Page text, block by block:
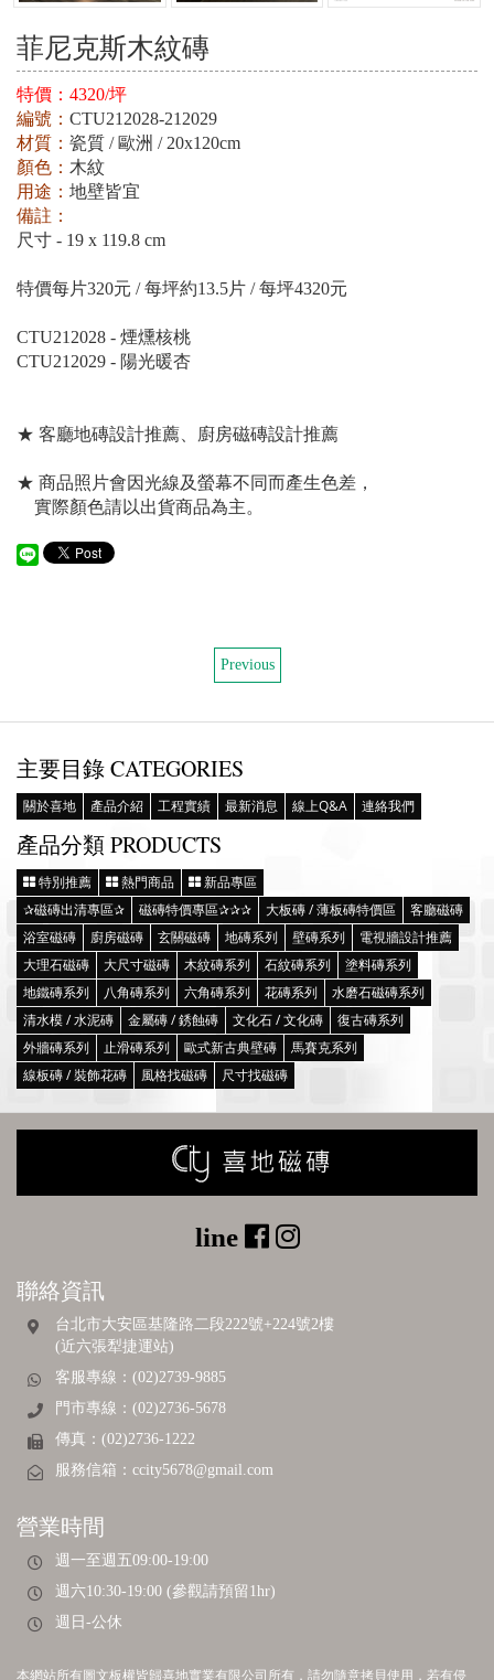
菲尼克斯木紋磚
特價： 4320/坪
編號： CTU212028-212029
材質： 瓷質 / 歐洲 / 20x120cm
顏色： 木紋
用途： 地壁皆宜
備註：
尺寸 - 19 x 119.8 cm
特價每片320元 / 每坪約13.5片 / 每坪4320元
CTU212028 - 煙燻核桃
CTU212029 - 陽光暖杏
★ 客廳地磚設計推薦、廚房磁磚設計推薦
★ 商品照片會因光線及螢幕不同而產生色差，
實際顏色請以出貨商品為主。
Previous
主要目錄 CATEGORIES
關於喜地 產品介紹 工程實績 最新消息 線上Q&A 連絡我們
產品分類 PRODUCTS
特別推薦 熱門商品
新品專區
✰磁磚出清專區✰
磁磚特價專區✰✰✰ 大板磚 / 薄板磚特價區
客廳磁磚
浴室磁磚
廚房磁磚 玄關磁磚 地磚系列 壁磚系列
電視牆設計推薦
大理石磁磚
大尺寸磁磚 木紋磚系列 石紋磚系列
塗料磚系列
地鐵磚系列
八角磚系列 六角磚系列 花磚系列
水磨石磁磚系列
清水模 / 水泥磚
金屬磚 / 銹蝕磚 文化石 / 文化磚
復古磚系列
外牆磚系列
止滑磚系列 歐式新古典壁磚
馬賽克系列
線板磚 / 裝飾花磚
風格找磁磚 尺寸找磁磚
聯絡資訊
台北市大安區基隆路二段222號+224號2樓
(近六張犁捷運站)
客服專線：(02)2739-9885
門市專線：(02)2736-5678
傳真：(02)2736-1222
服務信箱： ccity5678@gmail.com
營業時間
週一至週五09:00-19:00
週六10:30-19:00 (參觀請預留1hr)
週日-公休
本網站所有圖文板權皆歸喜地實業有限公司所有，請勿隨意拷貝使用，若有侵